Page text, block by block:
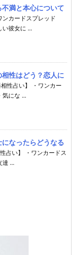
満と本心について
ンカードスプレッド
い彼女に ...
性はどう？恋人に
性占い】 ・ワンカー
気にな ...
なったらどうなる
占い】 ・ワンカードス
達 ...